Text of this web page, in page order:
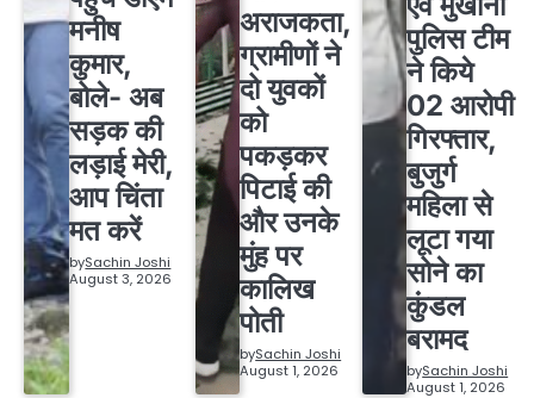
मनीष
कुमार,
बोले- अब
सड़क की
लड़ाई मेरी,
आप चिंता
मत करें
bySachin Joshi
August 3, 2026
अराजकता,
ग्रामीणों ने
दो युवकों
को
पकड़कर
पिटाई की
और उनके
मुंह पर
कालिख
पोती
bySachin Joshi
August 1, 2026
पुलिस टीम
ने किये
02 आरोपी
गिरफ्तार,
बुजुर्ग
महिला से
लूटा गया
सोने का
कुंडल
बरामद
bySachin Joshi
August 1, 2026